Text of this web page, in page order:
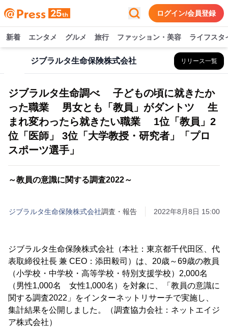
ログイン/会員登録
新着 エンタメ グルメ 旅行 ファッション・美容 ライフスタ
ジブラルタ生命保険株式会社 リリース一覧
ジブラルタ生命調べ 子どもの頃に就きたか
った職業 男女とも「教員」がダントツ 生
まれ変わったら就きたい職業 1位「教員」2
位「医師」 3位「大学教授・研究者」「プロ
スポーツ選手」
～教員の意識に関する調査2022～
ジブラルタ生命保険株式会社調査・報告 2022年8月8日 15:00
ジブラルタ生命保険株式会社（本社：東京都千代田区、代
表取締役社長 兼 CEO：添田毅司）は、20歳～69歳の教員
（小学校・中学校・高等学校・特別支援学校）2,000名
（男性1,000名 女性1,000名）を対象に、「教員の意識に
関する調査2022」をインターネットリサーチで実施し、
集計結果を公開しました。（調査協力会社：ネットエイジ
ア株式会社）